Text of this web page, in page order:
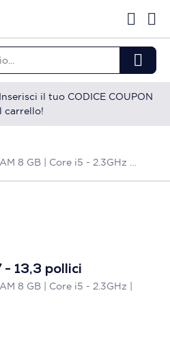
il tuo CODICE COUPON
carrello!
512GB | Grigio siderale | RAM 8 GB | Core i5 - 2.3GHz | AZERTY | Accettabile
- 13,3 pollici
8 GB | Core i5 - 2.3GHz |